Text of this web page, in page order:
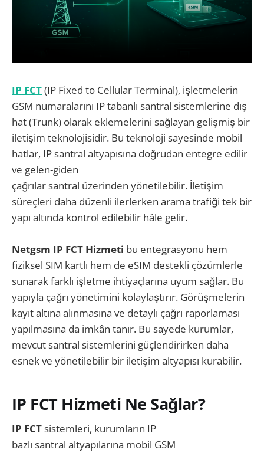
IP FCT(IP Fixed to Cellular Terminal), işletmelerin
GSM numaralarını IP tabanlı santral sistemlerine dış
hat (Trunk) olarak eklemelerini sağlayan gelişmiş bir
iletişim teknolojisidir. Bu teknoloji sayesinde mobil
hatlar, IP santral altyapısına doğrudan entegre edilir
ve gelen-giden
çağrılar santral üzerinden yönetilebilir. İletişim
süreçleri daha düzenli ilerlerken arama trafiği tek bir
yapı altında kontrol edilebilir hâle gelir.
Netgsm IP FCT Hizmeti bu entegrasyonu hem
fiziksel SIM kartlı hem de eSIM destekli çözümlerle
sunarak farklı işletme ihtiyaçlarına uyum sağlar. Bu
yapıyla çağrı yönetimini kolaylaştırır. Görüşmelerin
kayıt altına alınmasına ve detaylı çağrı raporlaması
yapılmasına da imkân tanır. Bu sayede kurumlar,
mevcut santral sistemlerini güçlendirirken daha
esnek ve yönetilebilir bir iletişim altyapısı kurabilir.
IP FCT Hizmeti Ne Sağlar?
IP FCTsistemleri, kurumların IP
bazlı santral altyapılarına mobil GSM